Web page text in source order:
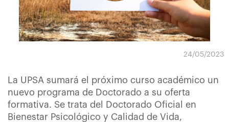
24/05/2023
La UPSA sumará el próximo curso académico un
nuevo programa de Doctorado a su oferta
formativa. Se trata del Doctorado Oficial en
Bienestar Psicológico y Calidad de Vida,